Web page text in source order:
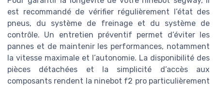
est recommandé de vérifier régulièrement l’état des
pneus, du système de freinage et du système de
contrôle. Un entretien préventif permet d’éviter les
pannes et de maintenir les performances, notamment
la vitesse maximale et l’autonomie. La disponibilité des
pièces détachées et la simplicité d’accès aux
composants rendent la ninebot f2 pro particulièrement